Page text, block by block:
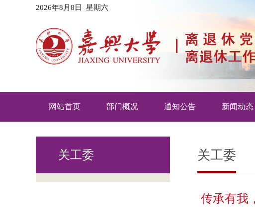
2026年8月8日 星期六
网站首页 部门概况 通知公告 新闻动态
关工委 关工委
传承有我